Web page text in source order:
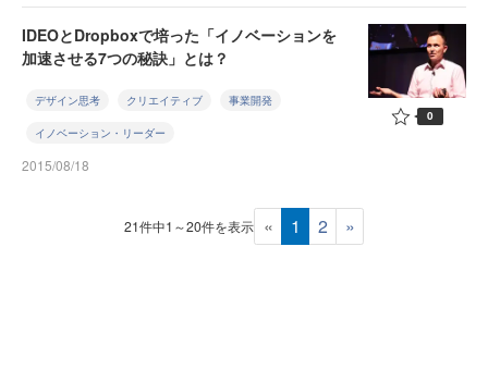
IDEOとDropboxで培った「イノベーションを
加速させる7つの秘訣」とは？
デザイン思考 クリエイティブ 事業開発
イノベーション・リーダー
2015/08/18
0
21件中1～20件を表示 « 1 2 »